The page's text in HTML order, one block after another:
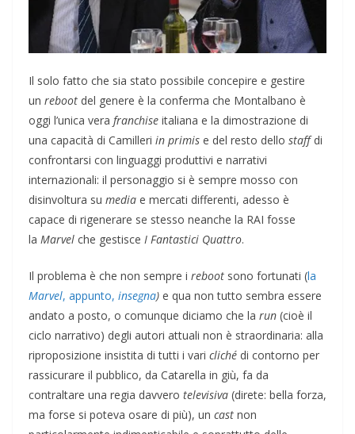
Il solo fatto che sia stato possibile concepire e gestire
un reboot del genere è la conferma che Montalbano è
oggi l’unica vera franchise italiana e la dimostrazione di
una capacità di Camilleri in primis e del resto dello staffdi
confrontarsi con linguaggi produttivi e narrativi
internazionali: il personaggio si è sempre mosso con
disinvoltura su media e mercati differenti, adesso è
capace di rigenerare se stesso neanche la RAI fosse
la Marvel che gestisce I Fantastici Quattro.
Il problema è che non sempre i reboot sono fortunati (la
Marvel, appunto, insegna) e qua non tutto sembra essere
andato a posto, o comunque diciamo che la run (cioè il
ciclo narrativo) degli autori attuali non è straordinaria: alla
riproposizione insistita di tutti i vari cliché di contorno per
rassicurare il pubblico, da Catarella in giù, fa da
contraltare una regia davvero televisiva (direte: bella forza,
ma forse si poteva osare di più), un cast non